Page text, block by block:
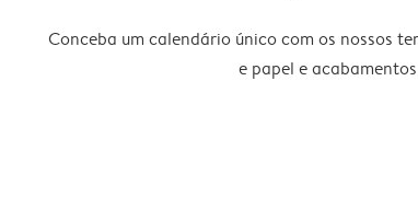
Conceba um calendário único com os nossos
e papel e